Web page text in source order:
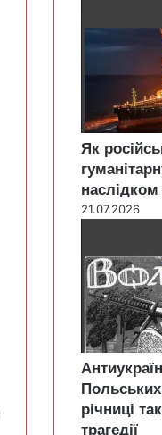
Як
21.07.2026
річниці
трагедії